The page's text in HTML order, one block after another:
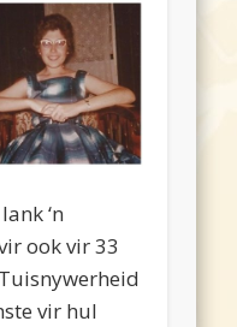
‘n
ook vir 33
vir hul